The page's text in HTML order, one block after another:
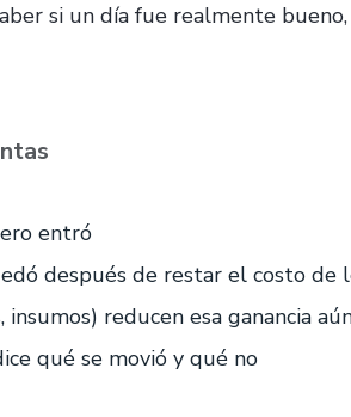
si un día fue realmente
entró
después de restar el costo de
insumos) reducen esa ganancia
qué se movió y qué no